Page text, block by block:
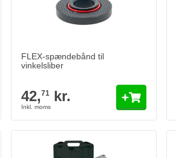
FLEX-spændebånd til
vinkelsliber
42,71kr.